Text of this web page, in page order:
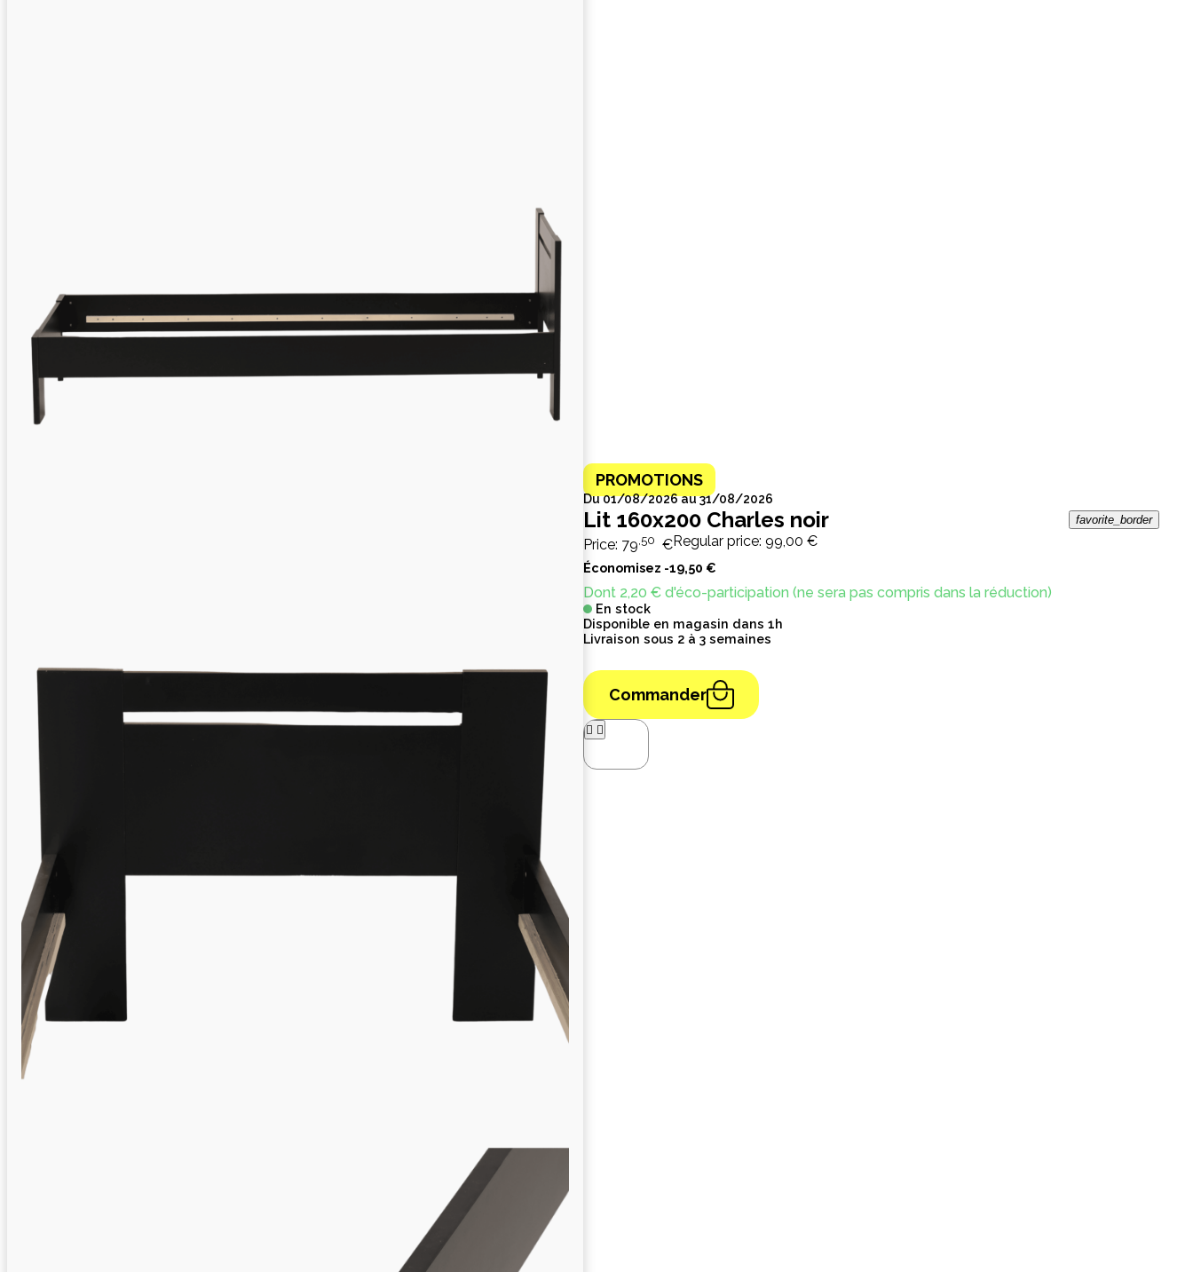
PROMOTIONS
Du 01/08/2026 au 31/08/2026
Lit 160x200 Charles noir favorite_border
Price: 79 ,50 €Regular price: 99,00 €
Économisez -19,50 €
Dont 2,20 € d'éco-participation (ne sera pas compris dans la réduction)
En stock
Disponible en magasin dans 1h
Livraison sous 2 à 3 semaines
Commander
 